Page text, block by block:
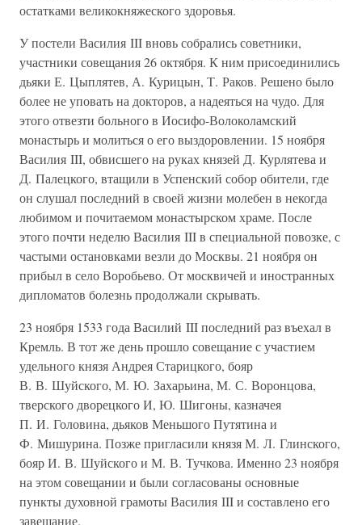
остатками великокняжеского здоровья.
У постели Василия III вновь собрались советники,
участники совещания 26 октября. К ним присоединились
дьяки Е. Цыплятев, А. Курицын, Т. Раков. Решено было
более не уповать на докторов, а надеяться на чудо. Для
этого отвезти больного в Иосифо-Волоколамский
монастырь и молиться о его выздоровлении. 15 ноября
Василия III, обвисшего на руках князей Д. Курлятева и
Д. Палецкого, втащили в Успенский собор обители, где
он слушал последний в своей жизни молебен в некогда
любимом и почитаемом монастырском храме. После
этого почти неделю Василия III в специальной повозке, с
частыми остановками везли до Москвы. 21 ноября он
прибыл в село Воробьево. От москвичей и иностранных
дипломатов болезнь продолжали скрывать.
23 ноября 1533 года Василий III последний раз въехал в
Кремль. В тот же день прошло совещание с участием
удельного князя Андрея Старицкого, бояр
В. В. Шуйского, М. Ю. Захарьина, М. С. Воронцова,
тверского дворецкого И, Ю. Шигоны, казначея
П. И. Головина, дьяков Меньшого Путятина и
Ф. Мишурина. Позже пригласили князя М. Л. Глинского,
бояр И. В. Шуйского и М. В. Тучкова. Именно 23 ноября
на этом совещании и были согласованы основные
пункты духовной грамоты Василия III и составлено его
завещание.